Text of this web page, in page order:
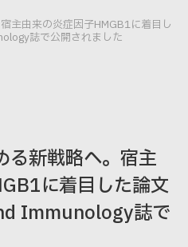
主由来の炎症因子HMGB1に着目し
誌で公開されました
る新戦略へ。宿主
に着目した論文
Immunology誌で